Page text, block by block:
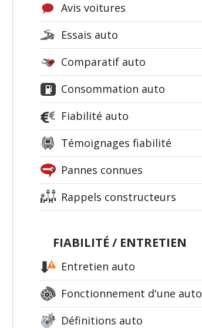
Avis voitures
Essais auto
Comparatif auto
Consommation auto
Fiabilité auto
Témoignages fiabilité
Pannes connues
Rappels constructeurs
FIABILITÉ / ENTRETIEN
Entretien auto
Fonctionnement d'une auto
Définitions auto